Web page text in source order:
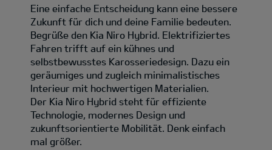
Eine einfache Entscheidung kann eine bessere
Zukunft für dich und deine Familie bedeuten.
Begrüße den Kia Niro Hybrid. Elektrifiziertes
Fahren trifft auf ein kühnes und
selbstbewusstes Karosseriedesign. Dazu ein
geräumiges und zugleich minimalistisches
Interieur mit hochwertigen Materialien.
Der Kia Niro Hybrid steht für effiziente
Technologie, modernes Design und
zukunftsorientierte Mobilität. Denk einfach
mal größer.